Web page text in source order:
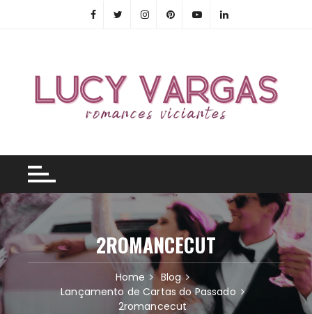
2ROMANCECUT
Home
Blog
Lançamento de Cartas do Passado
2romancecut